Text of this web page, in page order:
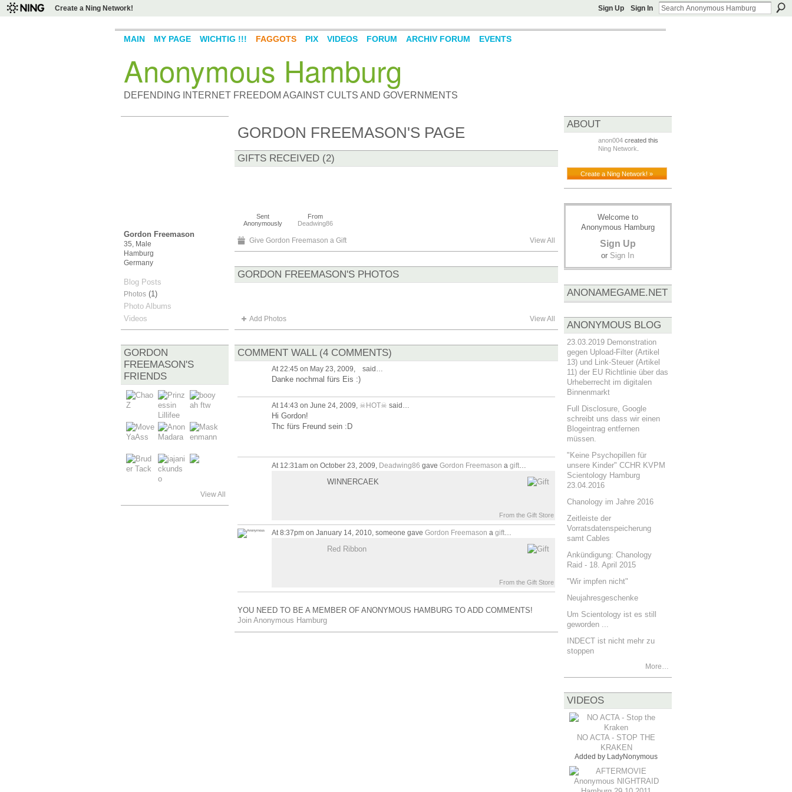
Create a Ning Network! Sign Up Sign In
Anonymous Hamburg
DEFENDING INTERNET FREEDOM AGAINST CULTS AND GOVERNMENTS
MAIN MY PAGE WICHTIG !!! FAGGOTS PIX VIDEOS FORUM ARCHIV FORUM EVENTS
Gordon Freemason
35, Male
Hamburg
Germany
Blog Posts
Photos(1)
Photo Albums
Videos
GORDON
FREEMASON'S
FRIENDS
View All
GORDON FREEMASON'S PAGE
GIFTS RECEIVED (2)
Sent
Anonymously
From
Deadwing86
Give Gordon Freemason a Gift View All
GORDON FREEMASON'S PHOTOS
Add Photos View All
COMMENT WALL (4 COMMENTS)
At 22:45 on May 23, 2009, said…
Danke nochmal fürs Eis :)
At 14:43 on June 24, 2009, ☠HOT☠ said…
Hi Gordon!
Thc fürs Freund sein :D
At 12:31am on October 23, 2009, Deadwing86 gave Gordon Freemason a gift…
WINNERCAEK
From the Gift Store
At 8:37pm on January 14, 2010, someone gave Gordon Freemason a gift…
Red Ribbon
From the Gift Store
YOU NEED TO BE A MEMBER OF ANONYMOUS HAMBURG TO ADD COMMENTS!
Join Anonymous Hamburg
ABOUT
anon004created this
Ning Network
Create a Ning Network! »
Welcome to
Anonymous Hamburg
Sign Up
or Sign In
ANONAMEGAME.NET
ANONYMOUS BLOG
23.03.2019 Demonstration
gegen Upload-Filter (Artikel
13) und Link-Steuer (Artikel
11) der EU Richtlinie über das
Urheberrecht im digitalen
Binnenmarkt
Full Disclosure, Google
schreibt uns dass wir einen
Blogeintrag entfernen
müssen.
"Keine Psychopillen für
unsere Kinder" CCHR KVPM
Scientology Hamburg
23.04.2016
Chanology im Jahre 2016
Zeitleiste der
Vorratsdatenspeicherung
samt Cables
Ankündigung: Chanology
Raid - 18. April 2015
"Wir impfen nicht"
Neujahresgeschenke
Um Scientology ist es still
geworden ...
INDECT ist nicht mehr zu
stoppen
More…
VIDEOS
NO ACTA - STOP THE
KRAKEN
Added by LadyNonymous